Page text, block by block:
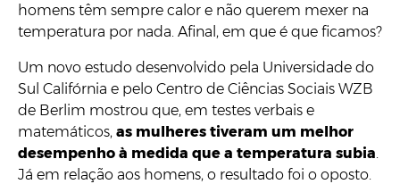
homens têm sempre calor e não querem mexer na
temperatura por nada. Afinal, em que é que ficamos?
Um novo estudo desenvolvido pela Universidade do
Sul Califórnia e pelo Centro de Ciências Sociais WZB
de Berlim mostrou que, em testes verbais e
matemáticos, as mulheres tiveram um melhor
desempenho à medida que a temperatura subia.
Já em relação aos homens, o resultado foi o oposto.